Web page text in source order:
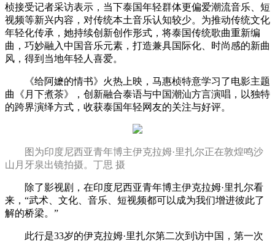
桢接受记者采访表示，当下泰国年轻群体更偏爱潮流音乐、短
视频等新兴内容，对传统本土音乐认知较少。为推动传统文化
年轻化传承，她持续创新创作形式，将泰国传统歌曲重新编
曲，巧妙融入中国音乐元素，打造兼具国际化、时尚感的新曲
风，得到当地年轻人喜爱。
《给阿嬷的情书》火热上映，马惠桢特意学习了电影主题
曲《月下煮茶》，创新融合泰语与中国潮汕方言演唱，以独特
的跨界演绎方式，收获泰国年轻网友的关注与好评。
图为印度尼西亚青年博主伊克拉姆·里扎尔正在敦煌鸣沙
山月牙泉出镜拍摄。丁思 摄
除了影视剧，在印度尼西亚青年博主伊克拉姆·里扎尔看
来，“武术、文化、音乐、短视频都可以成为我们增进彼此了
解的桥梁。”
此行是33岁的伊克拉姆·里扎尔第二次到访中国，第一次